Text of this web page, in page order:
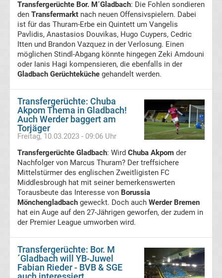
Freiburg
Transfergerüchte
SC
07
Transfergerüchte
Schalke
04
Transfergerüchte
SpVgg
Greuther
Fürth
Transfergerüchte Bor. M´Gladbach: Die Fohlen sondieren
den Transfermarkt nach neuen Offensivspielern. Dabei
ist für das Thuram-Erbe ein Quintett um Vangelis
Pavlidis, Anastasios Douvikas, Hugo Cuypers, Cedric
Itten und Brandon Vazquez in der Verlosung. Einen
möglichen Stindl-Abgang könnte hingegen Zeki Amdouni
oder Ianis Hagi kompensieren, die ebenfalls in der
Gladbach Gerüchteküche gehandelt werden.
Transfergerüchte: Chuba
Akpom Thema in Gladbach!
Auch Werder baggert am
Torjäger
Freitag, 10.03.2023 - 09:06 Uhr
Transfergerüchte Gladbach: Wird Chuba Akpom der
Nachfolger von Marcus Thuram? Der treffsichere
Mittelstürmer des englischen Zweitligisten FC
Middlesbrough hat mit seiner bemerkenswerten
Torausbeute das Interesse von Borussia
Mönchengladbach geweckt. Doch auch Werder Bremen
hat ein Auge auf den 27-Jährigen geworfen, der zudem in
der Premier League umworben wird.
Transfergerüchte: Bor. M
´Gladbach will YB-Juwel
Fabian Rieder - BVB & SGE